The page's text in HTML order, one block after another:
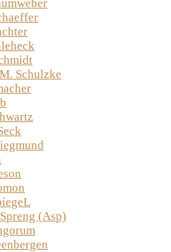
Schulzke
(Asp)